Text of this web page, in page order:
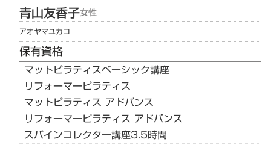
青山友香子女性
アオヤマユカコ
保有資格
マットピラティスベーシック講座
リフォーマーピラティス
マットピラティス アドバンス
リフォーマーピラティス アドバンス
スパインコレクター講座3.5時間